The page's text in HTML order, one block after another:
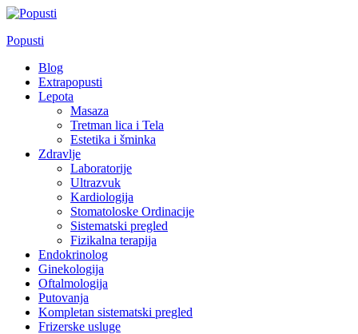
Skip
content
Popusti
Blog
Extrapopusti
Lepota
Masaza
Tretman lica i Tela
Estetika i šminka
Zdravlje
Laboratorije
Ultrazvuk
Kardiologija
Stomatoloske Ordinacije
Sistematski pregled
Fizikalna terapija
Endokrinolog
Ginekologija
Oftalmologija
Putovanja
Kompletan sistematski pregled
Frizerske usluge